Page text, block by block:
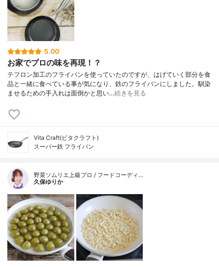
5.00
お家でプロの味を再現！？
テフロン加工のフライパンを使っていたのですが、はげていく部分を食
品と一緒に食べている事が気になり、鉄のフライパンにしました。馴染
ませるための手入れは面倒かと思い…続きを見る
Vita Craft(ビタクラフト)
スーパー鉄 フライパン
野菜ソムリエ上級プロ / フードコーディ…
久保ゆりか